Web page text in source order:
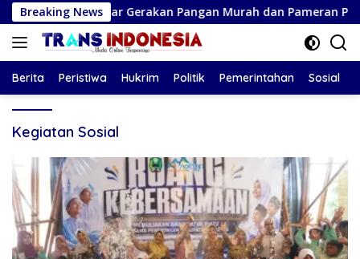
Langsung
ke
konten
Breaking News
Gelar Gerakan Pangan Murah dan Pameran Produk
Berita Peristiwa Hukrim Politik Pemerintahan Sosial
Kegiatan Sosial